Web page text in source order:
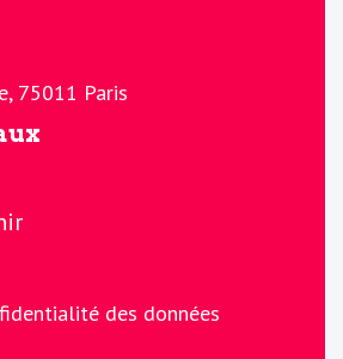
75011 Paris
Instagram
Regards sur Youtube
des données